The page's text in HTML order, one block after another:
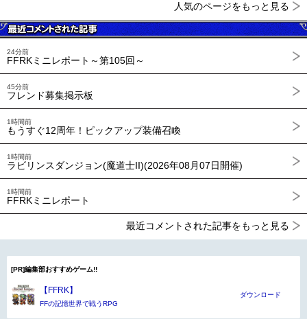
人気のページをもっと見る
24分前
FFRKミニレポート～第105回～
45分前
フレンド募集掲示板
1時間前
もうすぐ12周年！ピックアップ装備召喚
1時間前
ラビリンスダンジョン(魔道士II)(2026年08月07日開催)
1時間前
FFRKミニレポート
最近コメントされた記事をもっと見る
[PR]編集部おすすめゲーム!!
【FFRK】
FFの記憶世界で戦うRPG
ダウンロード